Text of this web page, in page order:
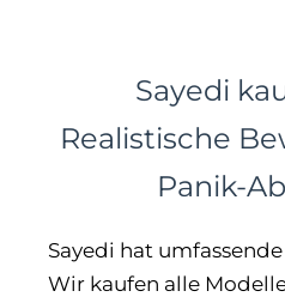
Sayedi
Realistische
Panik-
Sayedi hat
Wir kaufen alle